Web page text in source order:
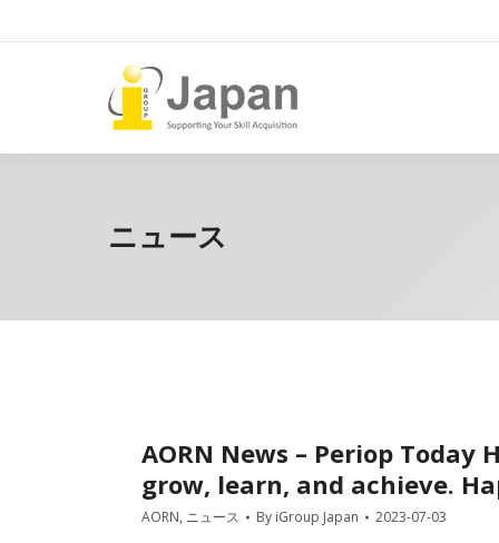
ニュース
AORN News – Periop
grow, learn, and achieve.
AORN, ニュース By iGroup Japan 2023-07-03